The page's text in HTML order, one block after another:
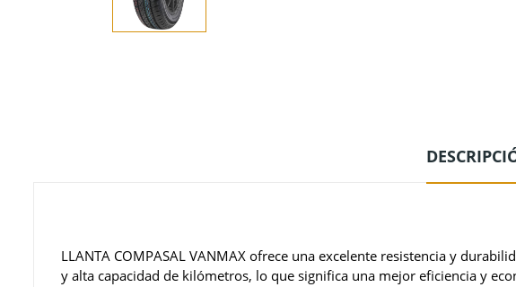
LLANTA COMPASAL VANMAX ofrece una excelente resistencia y
y alta capacidad de kilómetros, lo que significa una mejor eficiencia y